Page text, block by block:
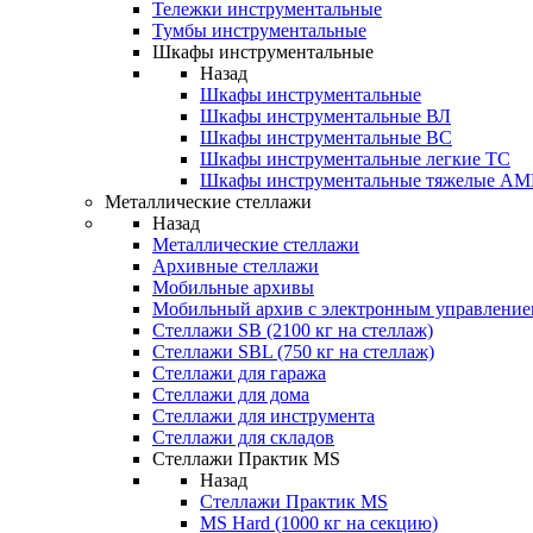
Тележки инструментальные
Тумбы инструментальные
Шкафы инструментальные
Назад
Шкафы инструментальные
Шкафы инструментальные ВЛ
Шкафы инструментальные ВС
Шкафы инструментальные легкие ТС
Шкафы инструментальные тяжелые
Металлические стеллажи
Назад
Металлические стеллажи
Архивные стеллажи
Мобильные архивы
Мобильный архив с электронным
Стеллажи SB (2100 кг на стеллаж)
Стеллажи SBL (750 кг на стеллаж)
Стеллажи для гаража
Стеллажи для дома
Стеллажи для инструмента
Стеллажи для складов
Стеллажи Практик MS
Назад
Стеллажи Практик MS
MS Hard (1000 кг на секцию)